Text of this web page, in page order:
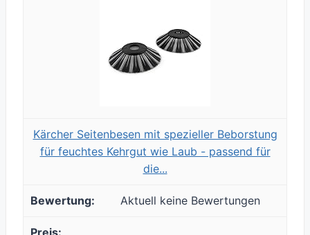
Kärcher Seitenbesen mit spezieller Beborstung
für feuchtes Kehrgut wie Laub - passend für
die...
Aktuell keine Bewertungen